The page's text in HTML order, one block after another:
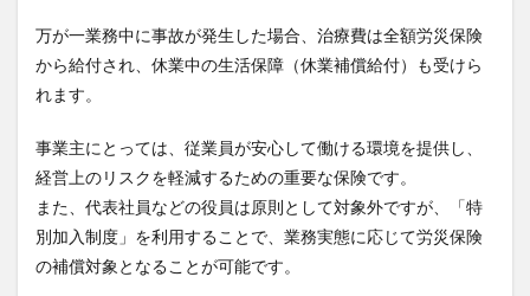
万が一業務中に事故が発生した場合、治療費は全額労災保険
から給付され、休業中の生活保障（休業補償給付）も受けら
れます。
事業主にとっては、従業員が安心して働ける環境を提供し、
経営上のリスクを軽減するための重要な保険です。
また、代表社員などの役員は原則として対象外ですが、「特
別加入制度」を利用することで、業務実態に応じて労災保険
の補償対象となることが可能です。